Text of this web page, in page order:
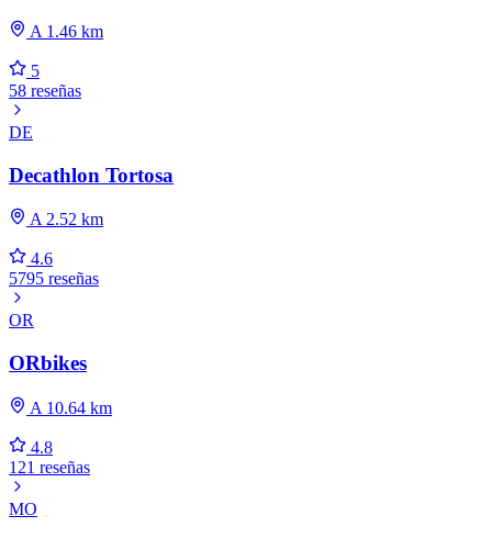
A 1.46 km
5
58 reseñas
DE
Decathlon Tortosa
A 2.52 km
4.6
5795 reseñas
OR
ORbikes
A 10.64 km
4.8
121 reseñas
MO